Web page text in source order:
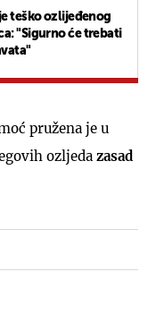
teško ozlijeđenog
"Sigurno će trebati
pružena je u
ozljeda zasad